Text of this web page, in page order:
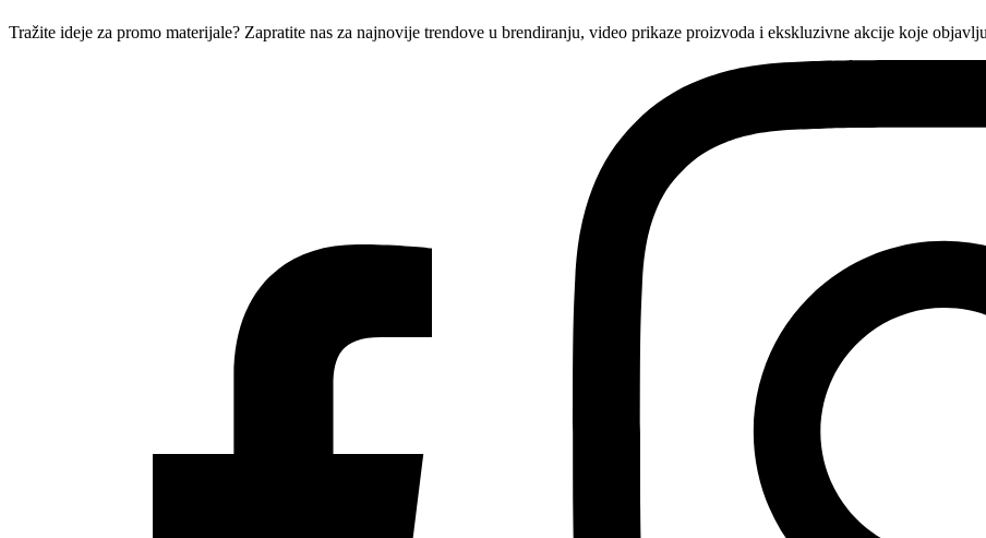
Tražite ideje za promo materijale? Zapratite nas za najnovije trendove u brendiranju, video prikaze proizvoda i ekskluzivne akcije koje